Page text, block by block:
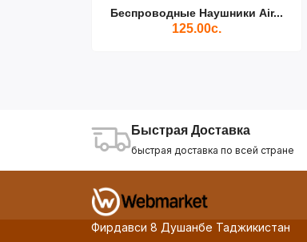
Беспроводные Наушники Air...
125.00с.
Быстрая Доставка
быстрая доставка по всей стране
Фирдавси 8 Душанбе Таджикистан